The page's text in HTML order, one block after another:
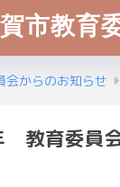
市教育
会からのお知らせ
教育委員